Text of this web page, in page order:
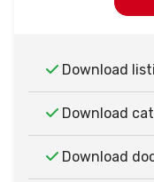
Download
Download
Download